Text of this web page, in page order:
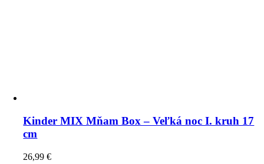
Kinder MIX Mňam Box – Veľká noc I. kruh 17
cm
26,99€